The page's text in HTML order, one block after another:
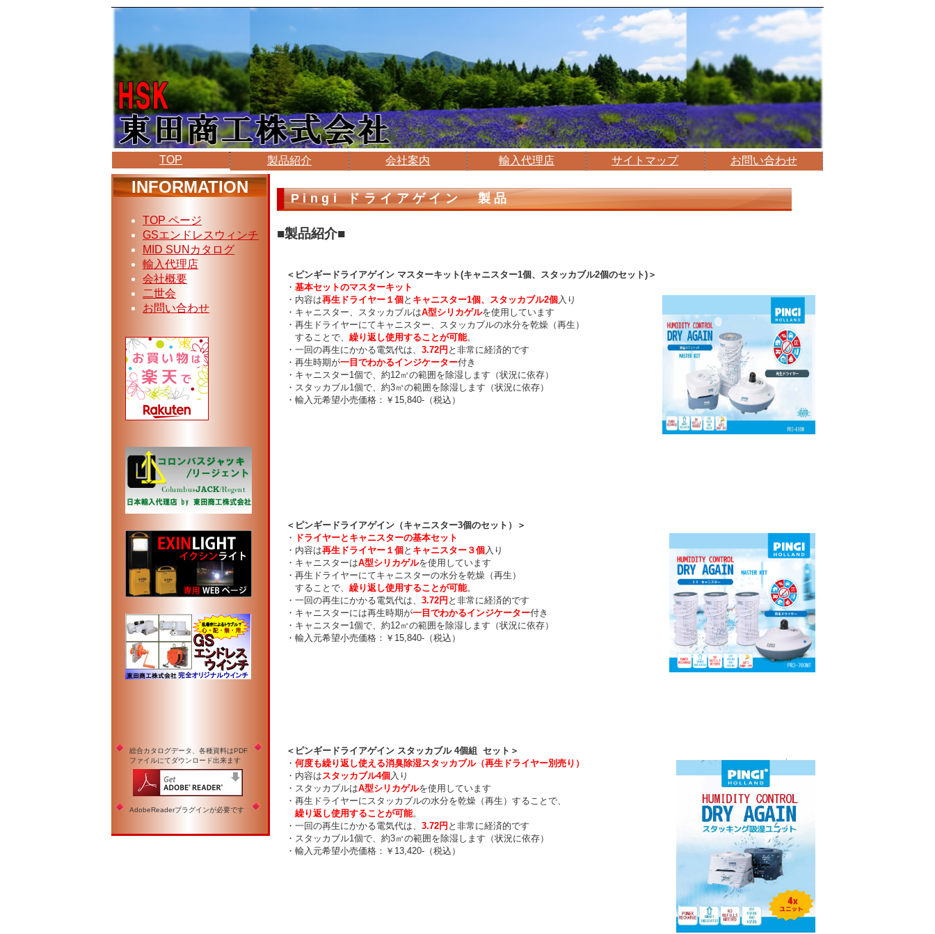
TOP 製品紹介 会社案内 輸入代理店 サイトマップ お問い合わせ
Pingi ドライアゲイン 製品
■製品紹介■
＜ピンギードライアゲイン マスターキット(キャニスター1個、スタッカブル2個のセット)＞
・ 基本セットのマスターキット
・内容は再生ドライヤー１個と キャニスター1個、スタッカブル2個 入り
・キャニスター、スタッカブルはA型シリカゲルを使用しています
・再生ドライヤーにてキャニスター、スタッカブルの水分を乾燥（再生）
することで、 繰り返し使用することが可能。
・一回の再生にかかる電気代は、 3.72円 と非常に経済的です
・再生時期が一目でわかるインジケーター付き
・キャニスター1個で、約12㎥の範囲を除湿します（状況に依存）
・スタッカブル1個で、約3㎥の範囲を除湿します（状況に依存）
・輸入元希望小売価格：￥15,840-（税込）
＜ピンギードライアゲイン（キャニスター3個のセット）＞
・ ドライヤーとキャニスターの基本セット
・内容は再生ドライヤー１個と キャニスター３個 入り
・キャニスターはA型シリカゲルを使用しています
・再生ドライヤーにてキャニスターの水分を乾燥（再生）
することで、 繰り返し使用することが可能。
・一回の再生にかかる電気代は、 3.72円 と非常に経済的です
・キャニスターには再生時期が一目でわかるインジケーター付き
・キャニスター1個で、約12㎥の範囲を除湿します（状況に依存）
・輸入元希望小売価格：￥15,840-（税込）
＜ピンギードライアゲイン スタッカブル 4個組 セット＞
・ 何度も繰り返し使える消臭除湿スタッカブル（再生ドライヤー別売り）
・内容は スタッカブル4個 入り
・スタッカブルはA型シリカゲルを使用しています
・再生ドライヤーにスタッカブルの水分を乾燥（再生）することで、
繰り返し使用することが可能。
・一回の再生にかかる電気代は、 3.72円 と非常に経済的です
・スタッカブル1個で、約3㎥の範囲を除湿します（状況に依存）
・輸入元希望小売価格：￥13,420-（税込）
INFORMATION
TOP ページ
GSエンドレスウィンチ
MID SUNカタログ
輸入代理店
会社概要
二世会
お問い合わせ
総合カタログデータ、各種資料はPDF
ファイルにてダウンロード出来ます
AdobeReaderプラグインが必要です